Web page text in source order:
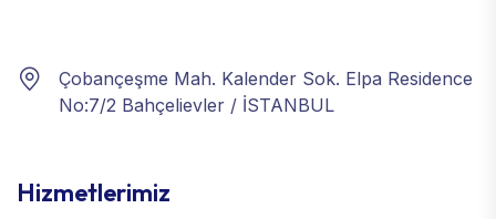
Çobançeşme Mah. Kalender Sok. Elpa Residence
No:7/2 Bahçelievler / İSTANBUL
Hizmetlerimiz